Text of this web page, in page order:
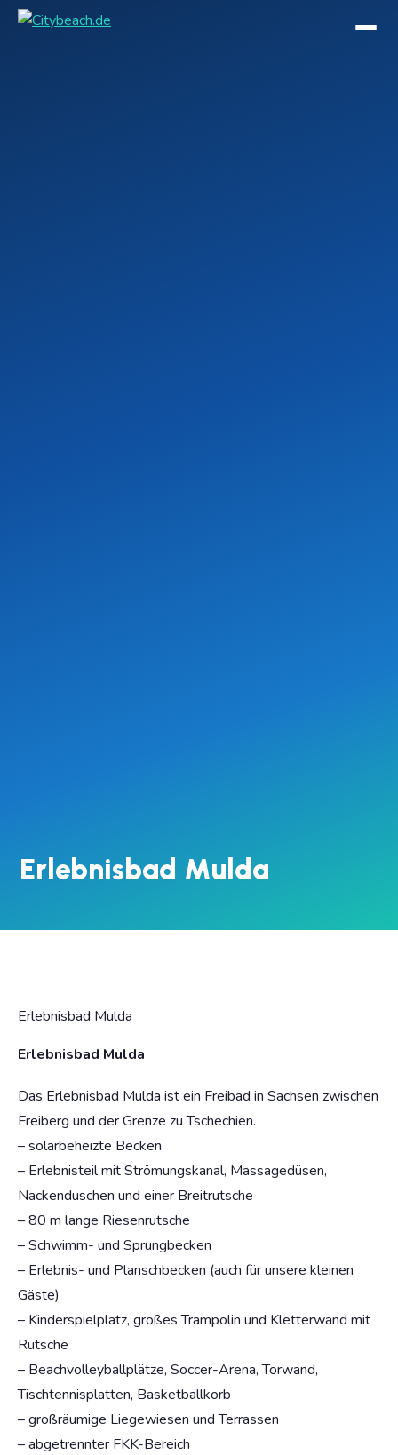
Erlebnisbad Mulda
Erlebnisbad Mulda
Erlebnisbad Mulda
Das Erlebnisbad Mulda ist ein Freibad in Sachsen zwischen
Freiberg und der Grenze zu Tschechien.
– solarbeheizte Becken
– Erlebnisteil mit Strömungskanal, Massagedüsen,
Nackenduschen und einer Breitrutsche
– 80 m lange Riesenrutsche
– Schwimm- und Sprungbecken
– Erlebnis- und Planschbecken (auch für unsere kleinen
Gäste)
– Kinderspielplatz, großes Trampolin und Kletterwand mit
Rutsche
– Beachvolleyballplätze, Soccer-Arena, Torwand,
Tischtennisplatten, Basketballkorb
– großräumige Liegewiesen und Terrassen
– abgetrennter FKK-Bereich